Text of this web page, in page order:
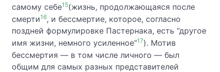
самому себе15(жизнь, продолжающаяся после
смерти16, и бессмертие, которое, согласно
поздней формулировке Пастернака, есть “другое
имя жизни, немного усиленное”17). Мотив
бессмертия — в том числе личного — был
общим для самых разных представителей